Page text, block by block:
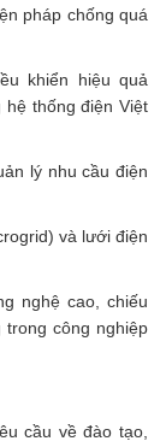
pháp chống quá
khiển hiệu quả
thống điện Việt
lý nhu cầu điện
và lưới điện
nghệ cao, chiếu
công nghiệp
cầu về đào tạo,